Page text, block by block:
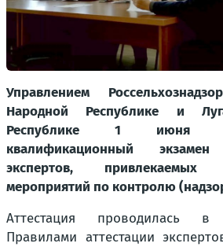
Управлением
Народной Республике и
Республике 1 июня
квалификационный
экспертов,
мероприятий по контролю
Аттестация проводилась в
Правилами аттестации